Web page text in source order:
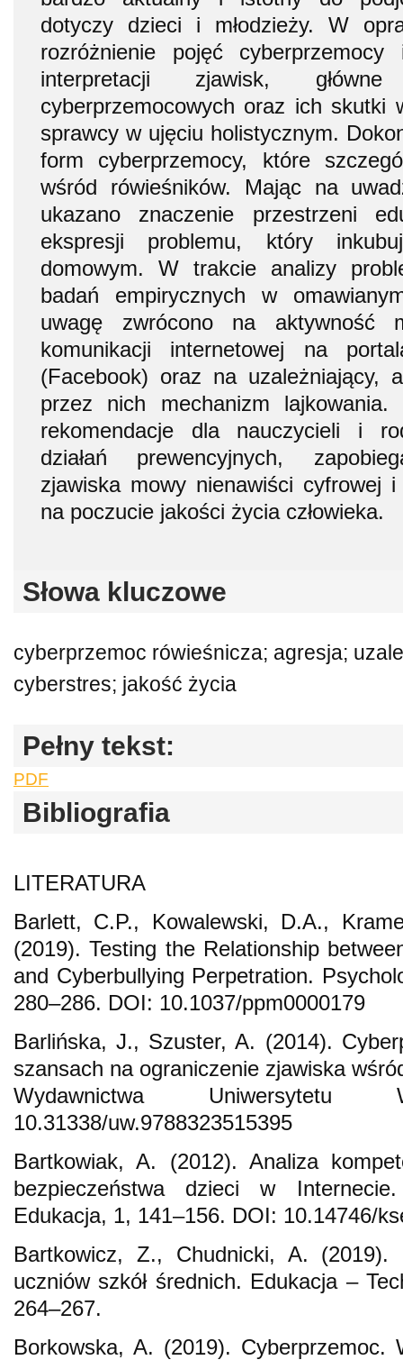
dotyczy dzieci i młodzieży. W
rozróżnienie pojęć
interpretacji zjawisk,
cyberprzemocowych oraz ich skutki
sprawcy w ujęciu holistycznym.
form cyberprzemocy, które
wśród rówieśników. Mając na
ukazano znaczenie przestrzeni
ekspresji problemu, który
domowym. W trakcie analizy
badań empirycznych w
uwagę zwrócono na aktywność
komunikacji internetowej na
(Facebook) oraz na uzależniający,
przez nich mechanizm lajkowania.
rekomendacje dla nauczycieli i
działań prewencyjnych,
zjawiska mowy nienawiści cyfrowej
na poczucie jakości życia człowieka.
Słowa kluczowe
cyberprzemoc rówieśnicza; agresja;
cyberstres; jakość życia
Pełny tekst:
PDF
Bibliografia
LITERATURA
Barlett, C.P., Kowalewski, D.A.,
(2019). Testing the Relationship
and Cyberbullying Perpetration.
280–286. DOI: 10.1037/ppm0000179
Barlińska, J., Szuster, A. (2014).
szansach na ograniczenie zjawiska
Wydawnictwa Uniwersytetu
10.31338/uw.9788323515395
Bartkowiak, A. (2012). Analiza
bezpieczeństwa dzieci w Internecie.
Edukacja, 1, 141–156. DOI: 10.14746/
Bartkowicz, Z., Chudnicki, A. (2019).
uczniów szkół średnich. Edukacja –
264–267.
Borkowska, A. (2019). Cyberprzemoc.